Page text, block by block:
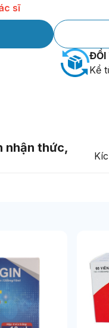
sĩ
ĐỔI
Kể
nhận thức,